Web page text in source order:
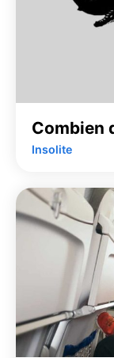
Combien
Insolite